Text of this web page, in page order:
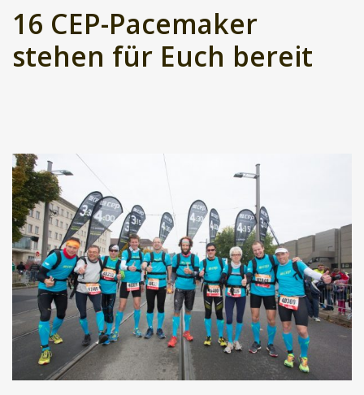
16 CEP-Pacemaker
stehen für Euch bereit